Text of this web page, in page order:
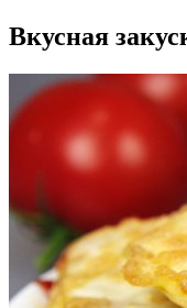
Вкусная